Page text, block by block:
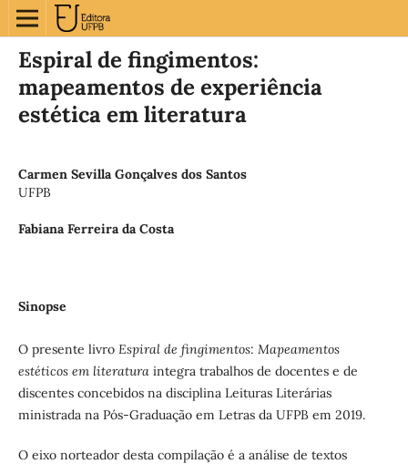
Espiral de fingimentos:
mapeamentos de experiência
estética em literatura
Carmen Sevilla Gonçalves dos Santos
UFPB
Fabiana Ferreira da Costa
Sinopse
O presente livro Espiral de fingimentos: Mapeamentos
estéticos em literaturaintegra trabalhos de docentes e de
discentes concebidos na disciplina Leituras Literárias
ministrada na Pós-Graduação em Letras da UFPB em 2019.
O eixo norteador desta compilação é a análise de textos